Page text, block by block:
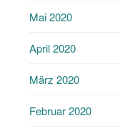
Mai 2020
April 2020
März 2020
Februar 2020